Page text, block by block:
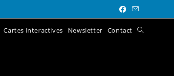
Cartes interactives Newsletter Contact
Toggle